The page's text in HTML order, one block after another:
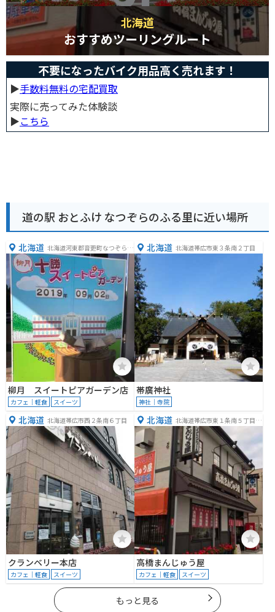
北海道
おすすめツーリングルート
不要になったバイク用品高く売れます！
▶︎手数料無料の宅配買取
実際に売ってみた体験談
▶︎こちら
道の駅 おとふけ なつぞらのふる里に近い場所
北海道 北海道河東郡音更町なつぞら1
番地1
柳月 スイートピアガーデン店
カフェ｜軽食 スイーツ
北海道 北海道帯広市東３条南２丁目
帯廣神社
神社｜寺院
北海道 北海道帯広市西２条南６丁目
クランベリー本店
カフェ｜軽食 スイーツ
北海道 北海道帯広市東１条南５丁目１
９−４
高橋まんじゅう屋
カフェ｜軽食 スイーツ
もっと見る